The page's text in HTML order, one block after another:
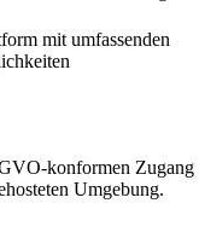
mit umfassenden
konformen
Umgebung.